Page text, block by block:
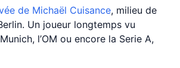
de Michaël Cuisance, milieu de
Un joueur longtemps vu
l’OM ou encore la Serie A,